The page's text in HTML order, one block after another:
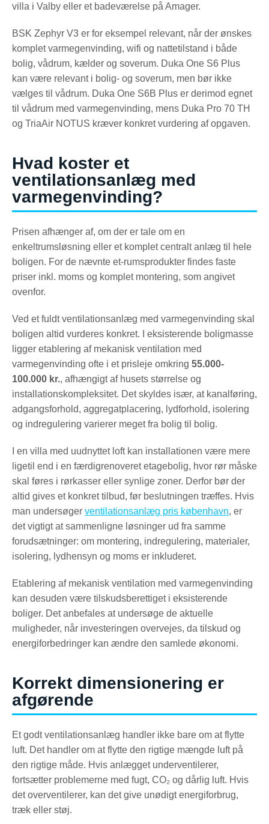
villa i Valby eller et badeværelse på Amager.
BSK Zephyr V3 er for eksempel relevant, når der ønskes
komplet varmegenvinding, wifi og nattetilstand i både
bolig, vådrum, kælder og soverum. Duka One S6 Plus
kan være relevant i bolig- og soverum, men bør ikke
vælges til vådrum. Duka One S6B Plus er derimod egnet
til vådrum med varmegenvinding, mens Duka Pro 70 TH
og TriaAir NOTUS kræver konkret vurdering af opgaven.
Hvad koster et
ventilationsanlæg med
varmegenvinding?
Prisen afhænger af, om der er tale om en
enkeltrumsløsning eller et komplet centralt anlæg til hele
boligen. For de nævnte et-rumsprodukter findes faste
priser inkl. moms og komplet montering, som angivet
ovenfor.
Ved et fuldt ventilationsanlæg med varmegenvinding skal
boligen altid vurderes konkret. I eksisterende boligmasse
ligger etablering af mekanisk ventilation med
varmegenvinding ofte i et prisleje omkring 55.000-
100.000 kr., afhængigt af husets størrelse og
installationskompleksitet. Det skyldes især, at kanalføring,
adgangsforhold, aggregatplacering, lydforhold, isolering
og indregulering varierer meget fra bolig til bolig.
I en villa med uudnyttet loft kan installationen være mere
ligetil end i en færdigrenoveret etagebolig, hvor rør måske
skal føres i rørkasser eller synlige zoner. Derfor bør der
altid gives et konkret tilbud, før beslutningen træffes. Hvis
man undersøger ventilationsanlæg pris københavn, er
det vigtigt at sammenligne løsninger ud fra samme
forudsætninger: om montering, indregulering, materialer,
isolering, lydhensyn og moms er inkluderet.
Etablering af mekanisk ventilation med varmegenvinding
kan desuden være tilskudsberettiget i eksisterende
boliger. Det anbefales at undersøge de aktuelle
muligheder, når investeringen overvejes, da tilskud og
energiforbedringer kan ændre den samlede økonomi.
Korrekt dimensionering er
afgørende
Et godt ventilationsanlæg handler ikke bare om at flytte
luft. Det handler om at flytte den rigtige mængde luft på
den rigtige måde. Hvis anlægget underventilerer,
fortsætter problemerne med fugt, CO₂ og dårlig luft. Hvis
det overventilerer, kan det give unødigt energiforbrug,
træk eller støj.